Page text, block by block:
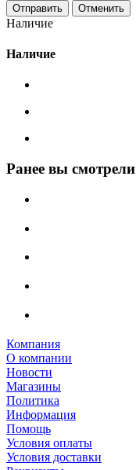
Отменить
Наличие
Наличие
Ранее вы смотрели
Компания
О компании
Новости
Магазины
Политика
Информация
Помощь
Условия оплаты
Условия доставки